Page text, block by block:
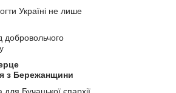
Україні не лише
добровольчого
з Бережанщини